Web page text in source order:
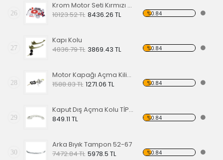
26
Krom Motor Seti Kırmızı Süper Delüks
10123.52 TL 8436.26 TL %0.84
27
Kapı Kolu
4836.79 TL 3869.43 TL %0.84
28
Motor Kapağı Açma Kilidi 67-71
1588.83 TL 1271.06 TL %0.84
29
Kaput Dış Açma Kolu TİP 1 68-79
849.11 TL
%0.84
30
Arka Bıyık Tampon 52-67
7472.84 TL 5978.5 TL %0.84